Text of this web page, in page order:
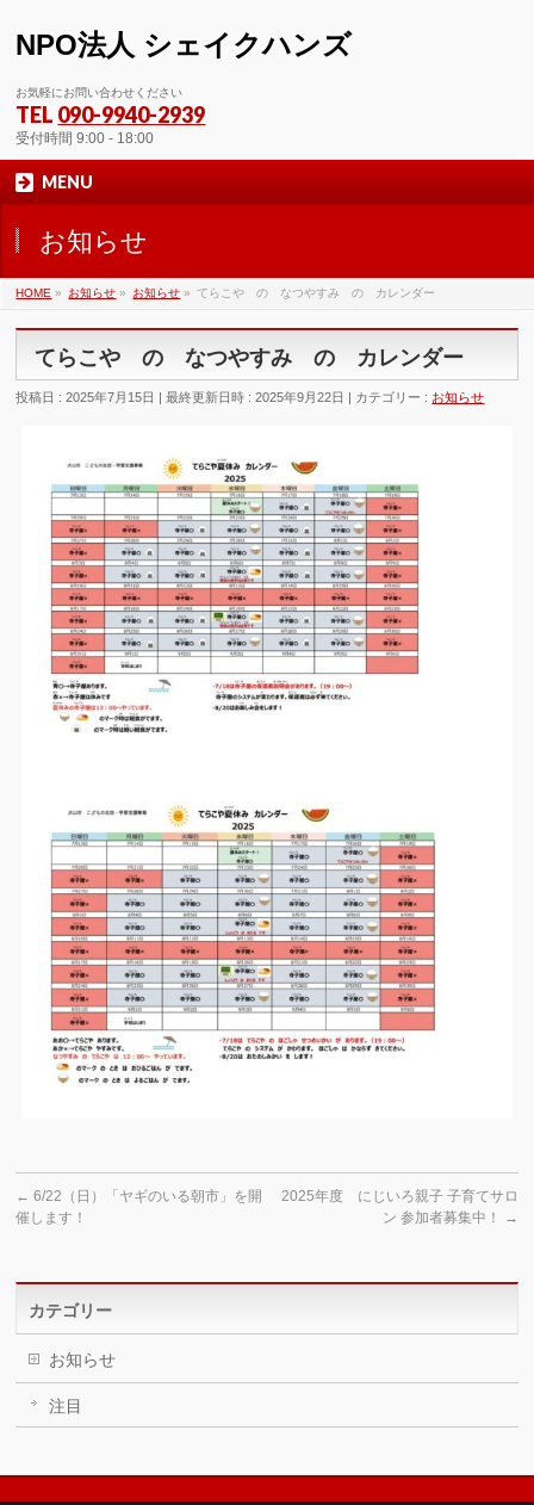
NPO法人 シェイクハンズ
お気軽にお問い合わせください
TEL 090-9940-2939
受付時間 9:00 - 18:00
MENU
お知らせ
HOME » お知らせ » お知らせ » てらこや の なつやすみ の カレンダー
てらこや の なつやすみ の カレンダー
投稿日 : 2025年7月15日 最終更新日時 : 2025年9月22日 カテゴリー : お知らせ
← 6/22（日）「ヤギのいる朝市」を開
催します！
2025年度 にじいろ親子 子育てサロ
ン 参加者募集中！
→
カテゴリー
お知らせ
注目